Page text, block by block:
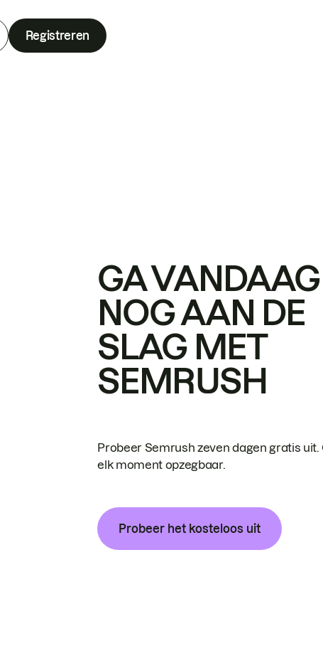
Registreren
GA VANDAAG
NOG AAN DE
SLAG MET
SEMRUSH
Probeer Semrush zeven dagen gratis uit.
elk moment opzegbaar.
Probeer het kosteloos uit